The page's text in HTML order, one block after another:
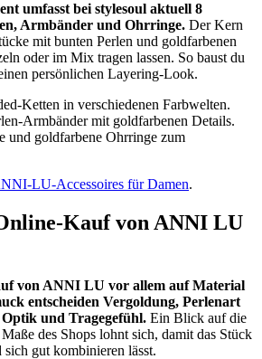
umfasst bei stylesoul aktuell 8
Armbänder und Ohrringe. Der Kern
mit bunten Perlen und goldfarbenen
oder im Mix tragen lassen. So baust du
persönlichen Layering-Look.
Ketten in verschiedenen Farbwelten.
Armbänder mit goldfarbenen Details.
und goldfarbene Ohrringe zum
LU-Accessoires für Damen.
Kauf von ANNI LU
von ANNI LU vor allem auf Material
entscheiden Vergoldung, Perlenart
und Tragegefühl. Ein Blick auf die
des Shops lohnt sich, damit das Stück
gut kombinieren lässt.